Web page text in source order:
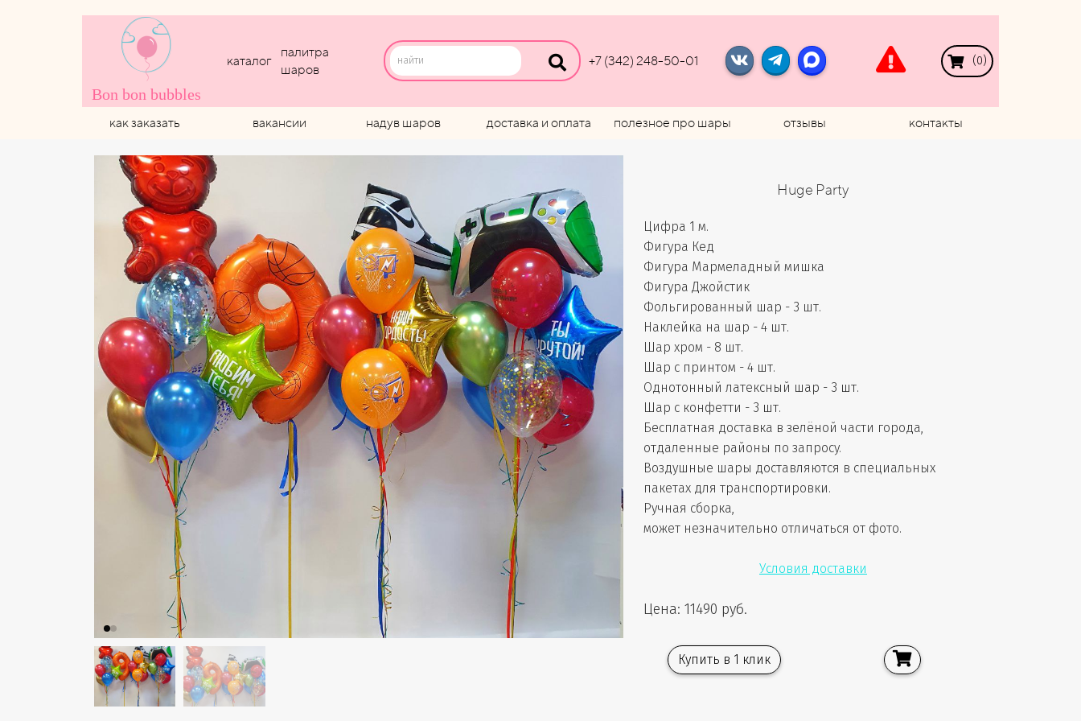
Bon bon bubbles
каталог
палитра
шаров
+7 (342) 248-50-01 ( 0 )
как заказать вакансии надув шаров доставка и оплата полезное про шары отзывы контакты
Huge Party
Цифра 1 м.
Фигура Кед
Фигура Мармеладный мишка
Фигура Джойстик
Фольгированный шар - 3 шт.
Наклейка на шар - 4 шт.
Шар хром - 8 шт.
Шар с принтом - 4 шт.
Однотонный латексный шар - 3 шт.
Шар с конфетти - 3 шт.
Бесплатная доставка в зелёной части города,
отдаленные районы по запросу.
Воздушные шары доставляются в специальных
пакетах для транспортировки.
Ручная сборка,
может незначительно отличаться от фото.
Условия доставки
Цена: 11490 руб.
Купить в 1 клик